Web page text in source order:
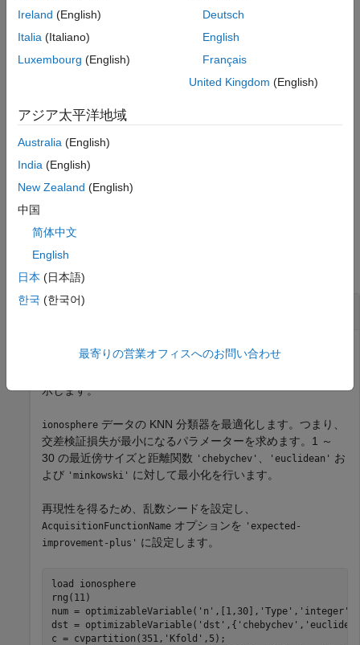
[x,CriterionValue ] = bestPoint(___)は、任意の前の構文にお
いて、xにおける基準の値も返します。
返された反復回数も返します。名前と値のペア
'min-observed'
す。
例
例
最適化された KNN 分類器の最適点
示します。
ionosphere データの KNN 分類器を最適化します。つまり、
交差検証損失が最小になるパラメーターを求めます。1 ～
30 の最近傍サイズと距離関数 'chebychev' 、 'euclidean' お
よび 'minkowski' に対して最小化を行います。
再現性を得るため、乱数シードを設定し、
AcquisitionFunctionName オプションを 'expected-
improvement-plus' に設定します。
load
ionosphere
rng(11)
num = optimizableVariable( 'n' ,[1,30], 'Type' , 'integer'
dst = optimizableVariable( 'dst' ,{ 'chebychev' ,
c = cvpartition(351, 'Kfold' ,5);
Ireland (English)
Italia (Italiano)
Luxembourg (English)
Deutsch
English
Français
United Kingdom (English)
アジア太平洋地域
Australia (English)
India (English)
New Zealand (English)
中国
简体中文
English
日本 (日本語)
한국 (한국어)
最寄りの営業オフィスへのお問い合わせ